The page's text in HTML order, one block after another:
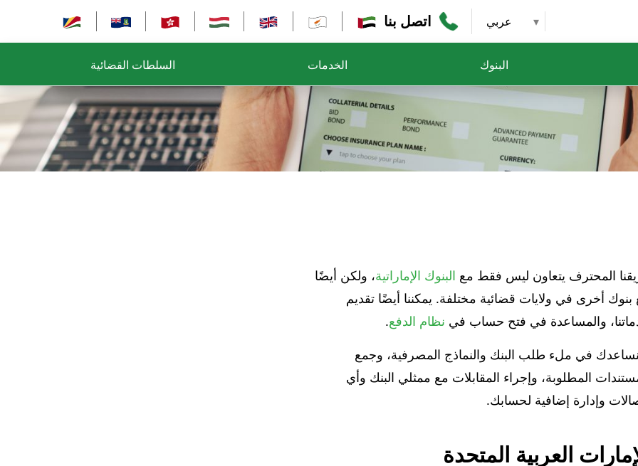
عربي اتصل بنا
البنوك الخدمات السلطات القضائية
المحترف يتعاون ليس فقط مع البنوك الإماراتية، ولكن أيضًا
أخرى في ولايات قضائية مختلفة. يمكننا أيضًا تقديم
والمساعدة في فتح حساب في نظام الدفع.
في ملء طلب البنك والنماذج المصرفية، وجمع
المطلوبة، وإجراء المقابلات مع ممثلي البنك وأي
وإدارة إضافية لحسابك.
العربية المتحدة